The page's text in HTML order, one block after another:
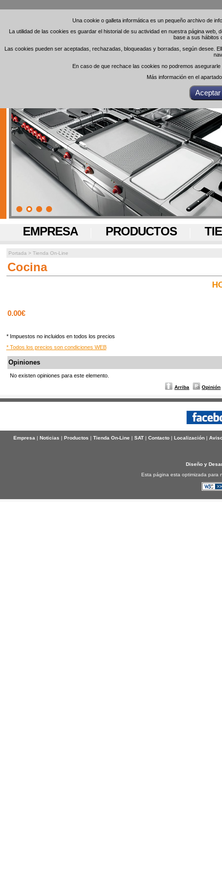
Una cookie o galleta informática es un pequeño archivo de
La utilidad de las cookies es guardar el historial de su actividad en nuestra página
base a sus hábitos
Las cookies pueden ser aceptadas, rechazadas, bloqueadas y borradas, según desee.
En caso de que rechace las cookies no podremos
Más información en el
Una cookie o galleta informática es un pequeño archivo de
La utilidad de las cookies es guardar el historial de su actividad en nuestra página
base a sus hábitos
Las cookies pueden ser aceptadas, rechazadas, bloqueadas y borradas, según desee.
En caso de que rechace las cookies no podremos
Más información en el
EMPRESA PRODUCTOS
Portada > Tienda On-Line
Cocina
0.00€
* Impuestos no incluidos en todos los precios
* Todos los precios son condiciones WEB
Opiniones
No existen opiniones para este elemento.
Arriba Opinión
Empresa| Noticias | Productos | Tienda On-Line | SAT| Contacto| Localización|
Diseño y
Esta página esta optimizada para